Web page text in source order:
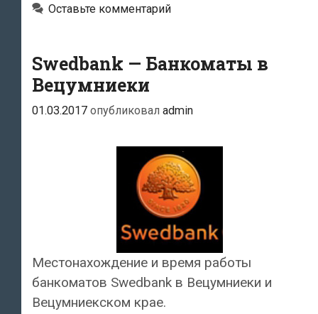
Оставьте комментарий
Swedbank — Банкоматы в
Вецумниеки
01.03.2017 опубликовал admin
Местонахождение и время работы
банкоматов Swedbank в Вецумниеки и
Вецумниекском крае.